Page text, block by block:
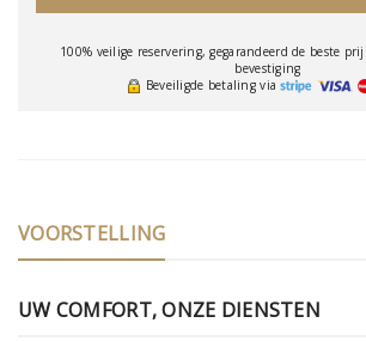
100% veilige reservering, gegarandeerd de beste
bevestiging
Beveiligde betaling via
VOORSTELLING
UW COMFORT, ONZE DIENSTEN